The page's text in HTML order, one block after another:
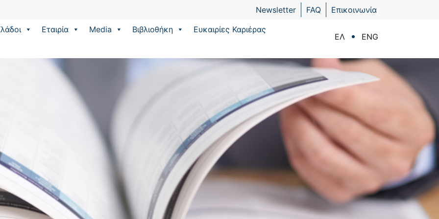
Newsletter FAQ Επικοινωνία
Εταιρία Media Βιβλιοθήκη Eυκαιρίες Καριέρας
ΕΛ ENG